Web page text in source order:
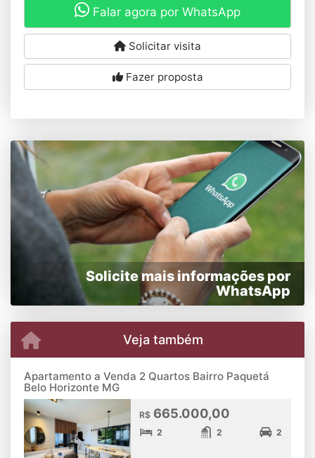
Falar agora por WhatsApp
Solicitar visita
Fazer proposta
Solicite mais informações por
WhatsApp
Veja também
Apartamento a Venda 2 Quartos Bairro Paquetá
Belo Horizonte MG
R$ 665.000,00
2 2 2